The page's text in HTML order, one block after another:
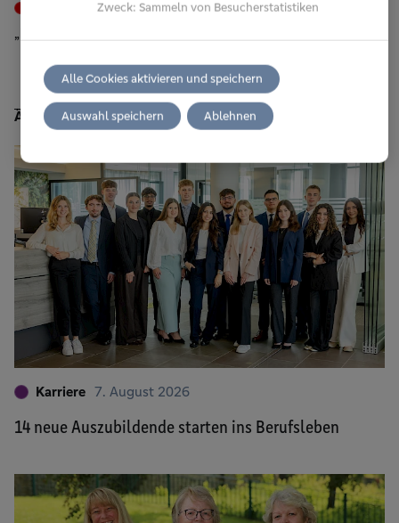
Wiehl, 30. Juni 2026
„Es war mir stets eine große Freude“
Ähnliche Beiträge
Karriere 7. August 2026
14 neue Auszubildende starten ins Berufsleben
Zweck: Sammeln von Besucherstatistiken
Alle Cookies aktivieren und speichern
Auswahl speichern Ablehnen